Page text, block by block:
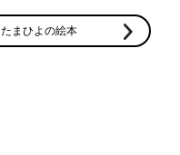
たまひよの絵本